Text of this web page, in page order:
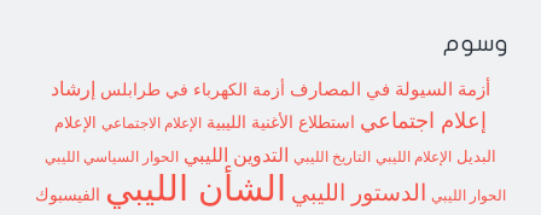
وسوم
أزمة السيولة في المصارف أزمة الكهرباء في طرابلس إرشاد
إعلام اجتماعي استطلاع الأغنية الليبية الإعلام الاجتماعي
الإعلام
البديل الإعلام الليبي التاريخ الليبي التدوين الليبي الحوار السياسي الليبي
الحوار الليبي الدستور الليبي الشأن الليبي الفيسبوك